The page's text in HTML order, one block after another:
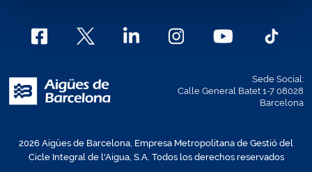
Sede Social:
Calle General Batet 1-7 08028
Barcelona
2026 Aigües de Barcelona, Empresa Metropolitana de Gestió del
Cicle Integral de l'Aigua, S.A. Todos los derechos reservados